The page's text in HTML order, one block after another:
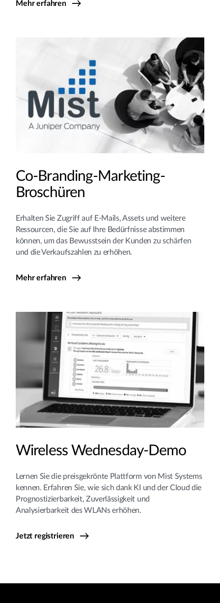
Mehr erfahren
Co-Branding-Marketing-
Broschüren
Erhalten Sie Zugriff auf E-Mails, Assets und weitere
Ressourcen, die Sie auf Ihre Bedürfnisse abstimmen
können, um das Bewusstsein der Kunden zu schärfen
und die Verkaufszahlen zu erhöhen.
Mehr erfahren
Wireless Wednesday-Demo
Lernen Sie die preisgekrönte Plattform von Mist Systems
kennen. Erfahren Sie, wie sich dank KI und der Cloud die
Prognostizierbarkeit, Zuverlässigkeit und
Analysierbarkeit des WLANs erhöhen.
Jetzt registrieren